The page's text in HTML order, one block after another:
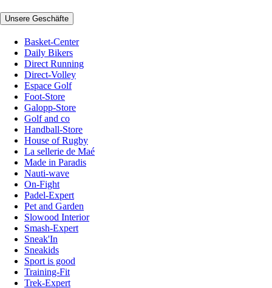
Unsere Geschäfte
Basket-Center
Daily Bikers
Direct Running
Direct-Volley
Espace Golf
Foot-Store
Galopp-Store
Golf and co
Handball-Store
House of Rugby
La sellerie de Maé
Made in Paradis
Nauti-wave
On-Fight
Padel-Expert
Pet and Garden
Slowood Interior
Smash-Expert
Sneak'In
Sneakids
Sport is good
Training-Fit
Trek-Expert